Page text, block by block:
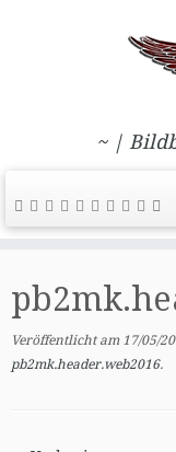
Inhalt
springen
~ |
Veröffentlicht am 17/05/
pb2mk.header.web2016.